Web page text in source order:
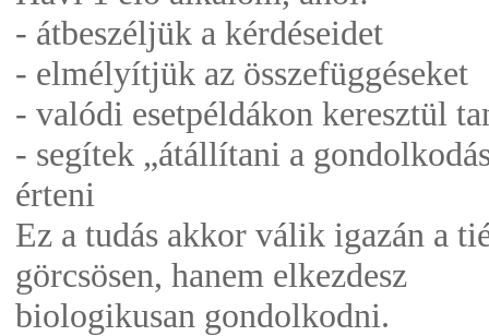
- átbeszéljük a kérdéseidet
- elmélyítjük az összefüggéseket
- valódi esetpéldákon keresztül
- segítek „átállítani a
érteni
Ez a tudás akkor válik igazán a
görcsösen, hanem elkezdesz
biologikusan gondolkodni.